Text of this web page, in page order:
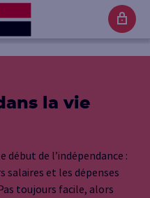
la vie
début de l’indépendance :
salaires et les dépenses
toujours facile, alors